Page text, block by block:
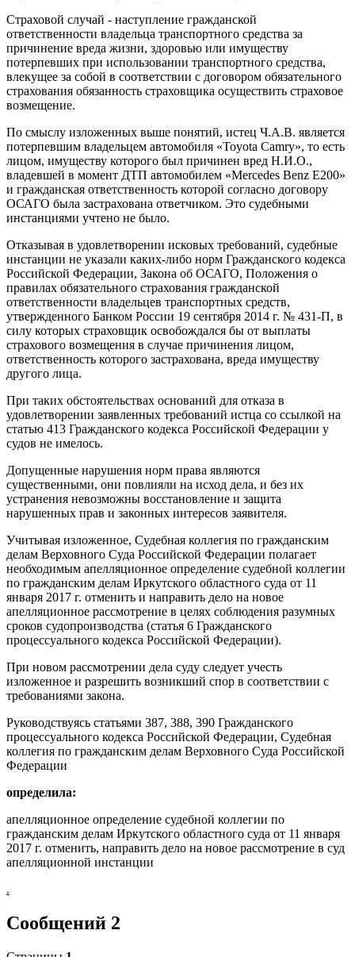
Страховой случай - наступление гражданской
ответственности владельца транспортного средства за
причинение вреда жизни, здоровью или имуществу
потерпевших при использовании транспортного средства,
влекущее за собой в соответствии с договором обязательного
страхования обязанность страховщика осуществить страховое
возмещение.
По смыслу изложенных выше понятий, истец Ч.А.В. является
потерпевшим владельцем автомобиля «Toyota Camry», то есть
лицом, имуществу которого был причинен вред Н.И.О.,
владевшей в момент ДТП автомобилем «Mercedes Benz E200»
и гражданская ответственность которой согласно договору
ОСАГО была застрахована ответчиком. Это судебными
инстанциями учтено не было.
Отказывая в удовлетворении исковых требований, судебные
инстанции не указали каких-либо норм Гражданского кодекса
Российской Федерации, Закона об ОСАГО, Положения о
правилах обязательного страхования гражданской
ответственности владельцев транспортных средств,
утвержденного Банком России 19 сентября 2014 г. № 431-П, в
силу которых страховщик освобождался бы от выплаты
страхового возмещения в случае причинения лицом,
ответственность которого застрахована, вреда имуществу
другого лица.
При таких обстоятельствах оснований для отказа в
удовлетворении заявленных требований истца со ссылкой на
статью 413 Гражданского кодекса Российской Федерации у
судов не имелось.
Допущенные нарушения норм права являются
существенными, они повлияли на исход дела, и без их
устранения невозможны восстановление и защита
нарушенных прав и законных интересов заявителя.
Учитывая изложенное, Судебная коллегия по гражданским
делам Верховного Суда Российской Федерации полагает
необходимым апелляционное определение судебной коллегии
по гражданским делам Иркутского областного суда от 11
января 2017 г. отменить и направить дело на новое
апелляционное рассмотрение в целях соблюдения разумных
сроков судопроизводства (статья 6 Гражданского
процессуального кодекса Российской Федерации).
При новом рассмотрении дела суду следует учесть
изложенное и разрешить возникший спор в соответствии с
требованиями закона.
Руководствуясь статьями 387, 388, 390 Гражданского
процессуального кодекса Российской Федерации, Судебная
коллегия по гражданским делам Верховного Суда Российской
Федерации
определила:
апелляционное определение судебной коллегии по
гражданским делам Иркутского областного суда от 11 января
2017 г. отменить, направить дело на новое рассмотрение в суд
апелляционной инстанции
.
Сообщений 2